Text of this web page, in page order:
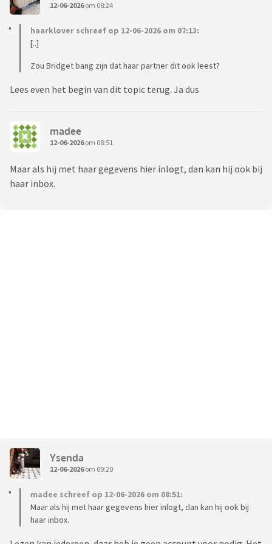
Zo vreemd.
En krijg ook nergens antwoord op, want hij regelt het
allemaal en daar moet ik maar blij mee zijn.
En volgens mij weet hij ook onder welke naam ik hier schijf,
want na inschrijving hier, zette hij twee weken later de film
doordringend aan en zei: Leuk hè, de film van Britget Jones
Even voor de duidelijkheid andersom heb ik nergens
wachtwoorden van en op zijn eigen rekening geen zicht,
want dat gaat mij niks aan. Of loopt de boel op dit vlak te
verdraaien.
12-06-2026om 08:24
haarklover schreef op 12-06-2026 om 07:13:
[..]
Zou Bridget bang zijn dat haar partner dit ook leest?
Lees even het begin van dit topic terug. Ja dus
madee
12-06-2026om 08:51
Maar als hij met haar gegevens hier inlogt, dan kan hij ook bij
haar inbox.
Ysenda
12-06-2026om 09:20
madee schreef op 12-06-2026 om 08:51:
Maar als hij met haar gegevens hier inlogt, dan kan hij ook bij
haar inbox.